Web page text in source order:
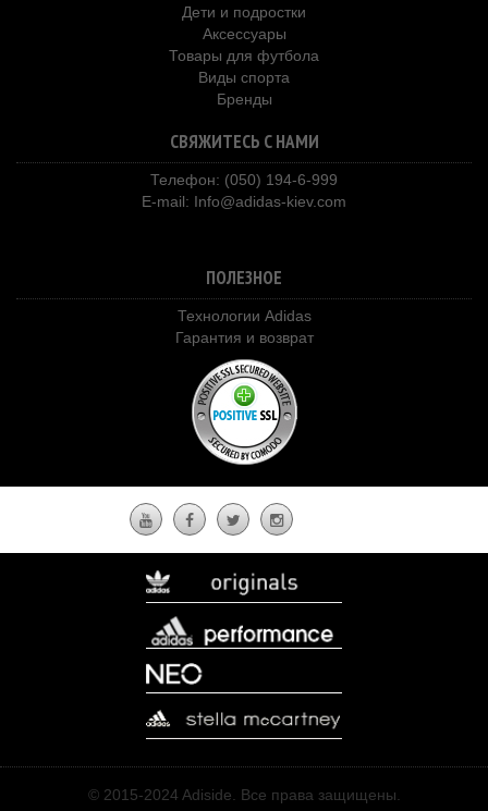
Дети и подростки
Аксессуары
Товары для футбола
Виды спорта
Бренды
СВЯЖИТЕСЬ С НАМИ
Телефон: (050) 194-6-999
E-mail: Info@adidas-kiev.com
ПОЛЕЗНОЕ
Технологии Adidas
Гарантия и возврат
© 2015-2024 Adiside. Все права защищены.